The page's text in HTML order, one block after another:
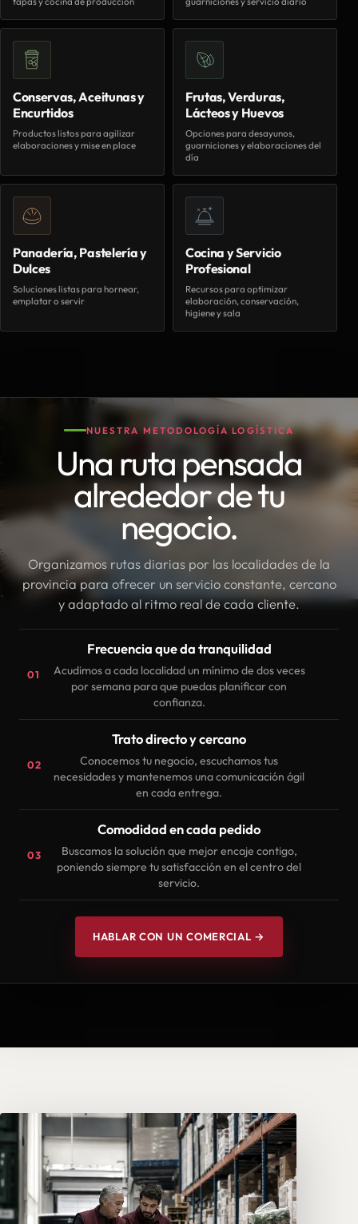
Conservas, Aceitunas y
Encurtidos
Productos listos para agilizar
elaboraciones y mise en place
Frutas, Verduras,
Lácteos y Huevos
Opciones para desayunos,
guarniciones y elaboraciones del
día
Panadería, Pastelería y
Dulces
Soluciones listas para hornear,
emplatar o servir
Cocina y Servicio
Profesional
Recursos para optimizar
elaboración, conservación,
higiene y sala
NUESTRA METODOLOGÍA LOGÍSTICA
Una ruta pensada
alrededor de tu
negocio.
Organizamos rutas diarias por las localidades de la
provincia para ofrecer un servicio constante, cercano
y adaptado al ritmo real de cada cliente.
01
Frecuencia que da tranquilidad
Acudimos a cada localidad un mínimo de dos veces
por semana para que puedas planificar con
confianza.
02
Trato directo y cercano
Conocemos tu negocio, escuchamos tus
necesidades y mantenemos una comunicación ágil
en cada entrega.
03
Comodidad en cada pedido
Buscamos la solución que mejor encaje contigo,
poniendo siempre tu satisfacción en el centro del
servicio.
HABLAR CON UN COMERCIAL →